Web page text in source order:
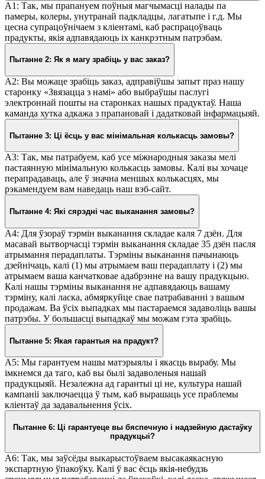
A1: Так, мы прапануем поўныя магчымасці налады па
памеры, колеры, унутранай падкладцы, лагатыпе і г.д. Мы
цесна супрацоўнічаем з кліентамі, каб распрацоўваць
прадукты, якія адпавядаюць іх канкрэтным патрэбам.
Пытанне 2: Як я магу зрабіць у вас заказ?
A2: Вы можаце зрабіць заказ, адправіўшы запыт праз нашу
старонку «Звязацца з намі» або выбраўшы паслугі
электроннай пошты на старонках нашых прадуктаў. Наша
каманда хутка адкажа з прапановай і дадатковай інфармацыяй.
Пытанне 3: Ці ёсць у вас мінімальная колькасць замовы?
A3: Так, мы патрабуем, каб усе міжнародныя заказы мелі
пастаянную мінімальную колькасць замовы. Калі вы хочаце
перапрадаваць, але ў значна меншых колькасцях, мы
рэкамендуем вам наведаць наш вэб-сайт.
Пытанне 4: Які сярэдні час выканання замовы?
A4: Для ўзораў тэрмін выканання складае каля 7 дзён. Для
масавай вытворчасці тэрмін выканання складае 35 дзён пасля
атрымання перадаплаты. Тэрміны выканання пачынаюць
дзейнічаць, калі (1) мы атрымаем ваш перадаплату і (2) мы
атрымаем ваша канчатковае адабрэнне на вашу прадукцыю.
Калі нашы тэрміны выканання не адпавядаюць вашаму
тэрміну, калі ласка, абмяркуйце свае патрабаванні з вашым
продажам. Ва ўсіх выпадках мы пастараемся задаволіць вашы
патрэбы. У большасці выпадкаў мы можам гэта зрабіць.
Пытанне 5: Якая гарантыя на прадукт?
A5: Мы гарантуем нашы матэрыялы і якасць вырабу. Мы
імкнемся да таго, каб вы былі задаволеныя нашай
прадукцыяй. Незалежна ад гарантыі ці не, культура нашай
кампаніі заключаецца ў тым, каб вырашаць усе праблемы
кліентаў да задавальнення ўсіх.
Пытанне 6: Ці гарантуеце вы бяспечную і надзейную дастаўку
прадукцыі?
A6: Так, мы заўсёды выкарыстоўваем высакаякасную
экспартную ўпакоўку. Калі ў вас ёсць якія-небудзь